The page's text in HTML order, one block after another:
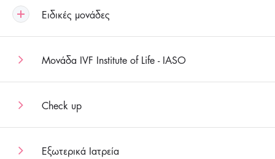
Ειδικές μονάδες
Μονάδα IVF Institute of Life - IASO
Check up
Εξωτερικά Ιατρεία